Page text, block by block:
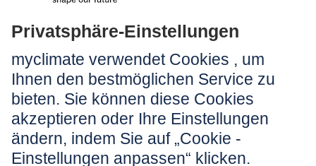
Rechtliches:
Impressum
Nutzungshinweis
AGB